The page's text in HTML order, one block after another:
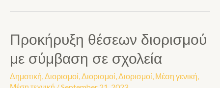
Προκήρυξη θέσεων διορισμού
με σύμβαση σε σχολεία
Δημοτική,Διορισμοί,Διορισμοί,Διορισμοί, Μέση γενική,